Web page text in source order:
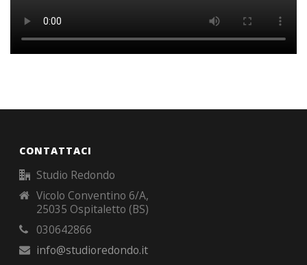
CONTATTACI
Studio Redondo
Vicolo Conventino 6/A,
25035 Ospitaletto (BS)
030642866
info@studioredondo.it